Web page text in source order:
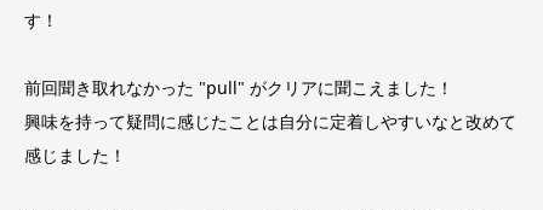
す！
前回聞き取れなかった "pull" がクリアに聞こえました！
興味を持って疑問に感じたことは自分に定着しやすいなと改めて
感じました！